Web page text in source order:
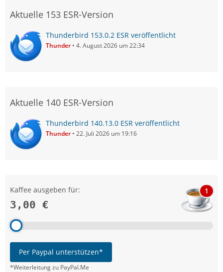
Aktuelle 153 ESR-Version
Thunderbird 153.0.2 ESR veröffentlicht
Thunder 4. August 2026 um 22:34
Aktuelle 140 ESR-Version
Thunderbird 140.13.0 ESR veröffentlicht
Thunder 22. Juli 2026 um 19:16
Kaffee ausgeben für:
3,00 €
1
Per Paypal unterstützen*
*Weiterleitung zu PayPal.Me